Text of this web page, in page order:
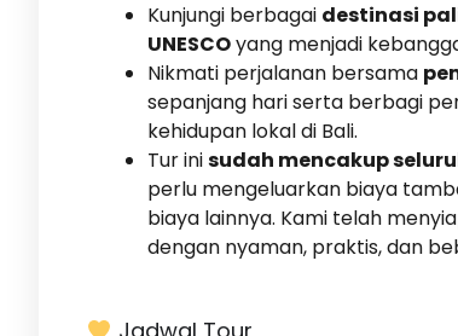
Kunjungi berbagai destinasi
UNESCOyang menjadi
Nikmati perjalanan bersama
sepanjang hari serta berbagi
kehidupan lokal di Bali.
Tur inisudah mencakup
perlu mengeluarkan biaya
biaya lainnya. Kami telah
dengan nyaman, praktis, dan